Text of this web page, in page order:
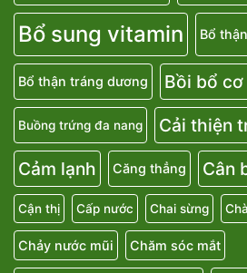
Bổ sung vitamin Bổ
Bổ thận tráng dương Bồi bổ
Buồng trứng đa nang Cải thiện
Cảm lạnh Căng thẳng Cân
Cận thị Cấp nước Chai sừng
Chảy nước mũi Chăm sóc mắt